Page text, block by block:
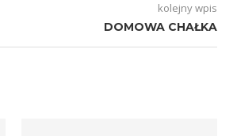
kolejny wpis
DOMOWA CHAŁKA